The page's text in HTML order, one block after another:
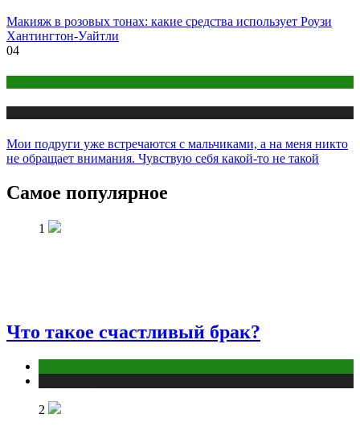
Макияж в розовых тонах: какие средства использует Роузи
Хантингтон-Уайтли
04
Мои подруги уже встречаются с мальчиками, а на меня никто
не обращает внимания. Чувствую себя какой-то не такой
Самое популярное
1
Что такое счастливый брак?
2